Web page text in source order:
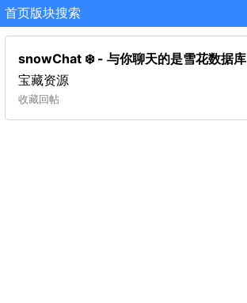
首页版块搜索
snowChat ❄️ - 与你聊天的是雪花数据库
宝藏资源
收藏回帖